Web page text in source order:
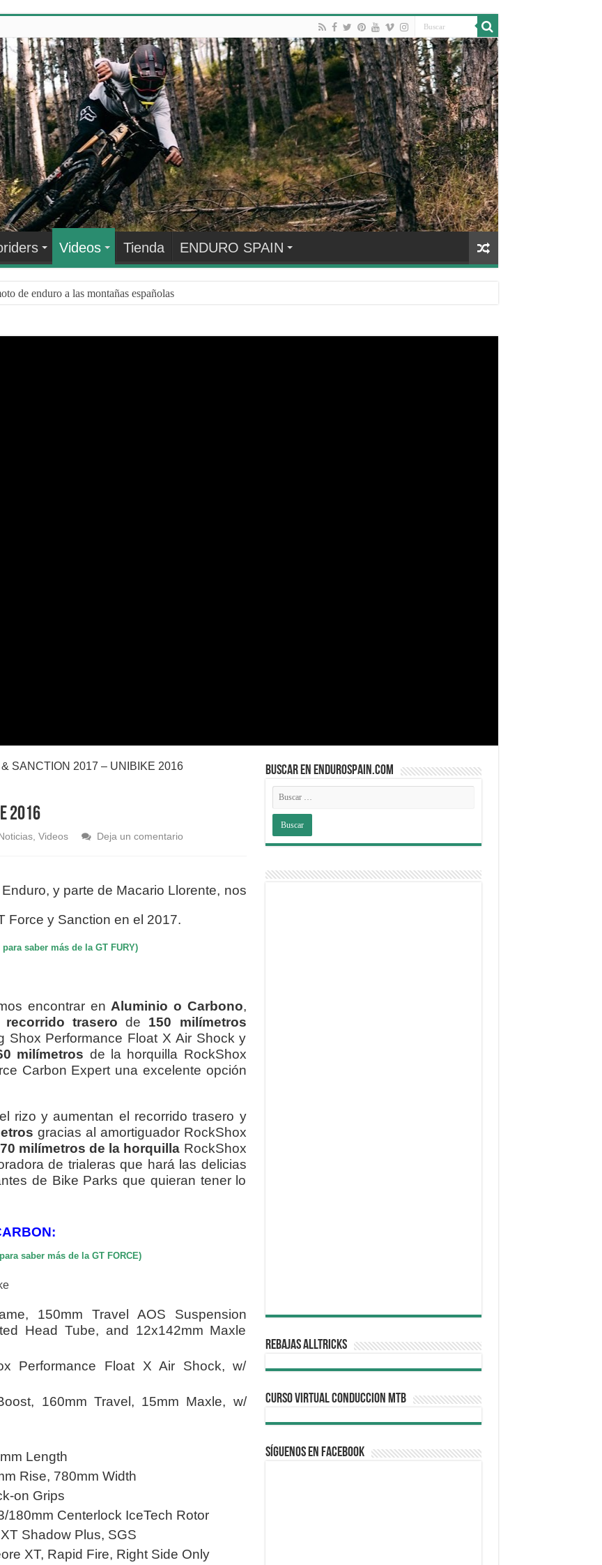
Videos Tienda ENDURO SPAIN
de enduro a las montañas españolas
SANCTION 2017 – UNIBIKE 2016
2016
Noticias, Videos
Deja un comentario
y parte de Macario Llorente, nos
Force y Sanction en el 2017.
saber más de la GT FURY)
encontrar en Aluminio o Carbono,
recorrido trasero de 150 milímetros
Shox Performance Float X Air Shock y
milímetros de la horquilla RockShox
Carbon Expert una excelente opción
rizo y aumentan el recorrido trasero y
gracias al amortiguador RockShox
milímetros de la horquilla RockShox
de trialeras que hará las delicias
de Bike Parks que quieran tener lo
saber más de la GT FORCE)
150mm Travel AOS Suspension
Head Tube, and 12x142mm Maxle
Performance Float X Air Shock, w/
160mm Travel, 15mm Maxle, w/
Length
Rise, 780mm Width
on Grips
180mm Centerlock IceTech Rotor
Shadow Plus, SGS
XT, Rapid Fire, Right Side Only
BUSCAR EN ENDUROSPAIN.COM
REBAJAS ALLTRICKS
CURSO VIRTUAL CONDUCCION MTB
Síguenos en Facebook